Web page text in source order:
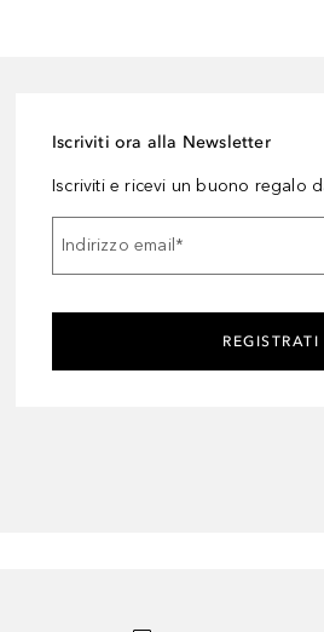
Iscriviti ora alla Newsletter
Iscriviti e ricevi un buono regalo
Indirizzo email*
REGISTRATI